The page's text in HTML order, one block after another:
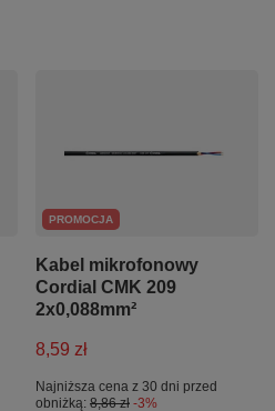
PROMOCJA
Kabel mikrofonowy
Cordial CMK 209
2x0,088mm²
8,59 zł
Najniższa cena z 30 dni przed
obniżką: 8,86 zł -3%